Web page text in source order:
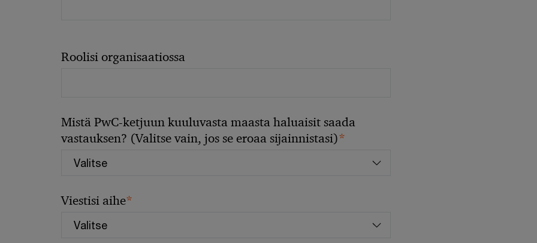
Roolisi organisaatiossa
Mistä PwC-ketjuun kuuluvasta maasta haluaisit saada
vastauksen? (Valitse vain, jos se eroaa sijainnistasi)*
Viestisi aihe*